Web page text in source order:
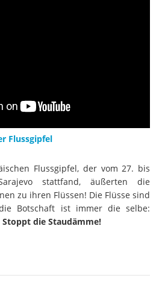
Flussgipfel
Flussgipfel, der vom 27. bis
stattfand, äußerten die
zu ihren Flüssen! Die Flüsse sind
Botschaft ist immer die selbe:
Stoppt die Staudämme!